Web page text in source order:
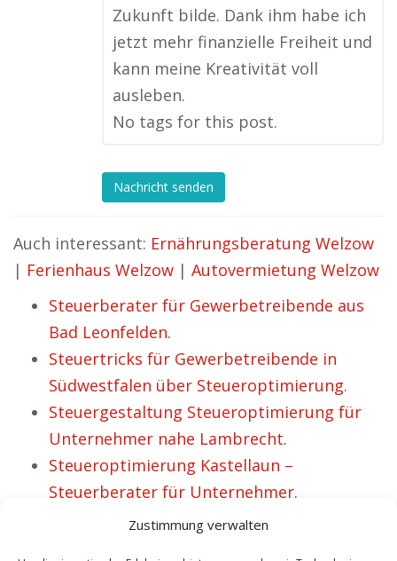
Zustimmung verwalten
Zukunft bilde. Dank ihm habe ich
jetzt mehr finanzielle Freiheit und
kann meine Kreativität voll
ausleben.
No tags for this post.
Nachricht senden
Auch interessant: Ernährungsberatung Welzow
| Ferienhaus Welzow | Autovermietung Welzow
Steuerberater für Gewerbetreibende aus
Bad Leonfelden.
Steuertricks für Gewerbetreibende in
Südwestfalen über Steueroptimierung.
Steuergestaltung Steueroptimierung für
Unternehmer nahe Lambrecht.
Steueroptimierung Kastellaun –
Steuerberater für Unternehmer.
Steuern sparen Karben – Steuergestaltung